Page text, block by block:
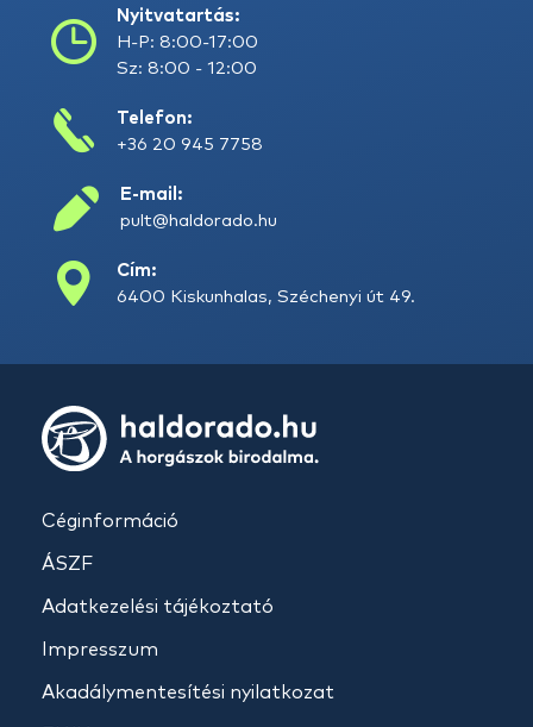
Nyitvatartás:
H-P: 8:00-17:00
Sz: 8:00 - 12:00
Telefon:
+36 20 945 7758
E-mail:
pult@haldorado.hu
Cím:
6400 Kiskunhalas, Széchenyi út 49.
Céginformáció
ÁSZF
Adatkezelési tájékoztató
Impresszum
Akadálymentesítési nyilatkozat